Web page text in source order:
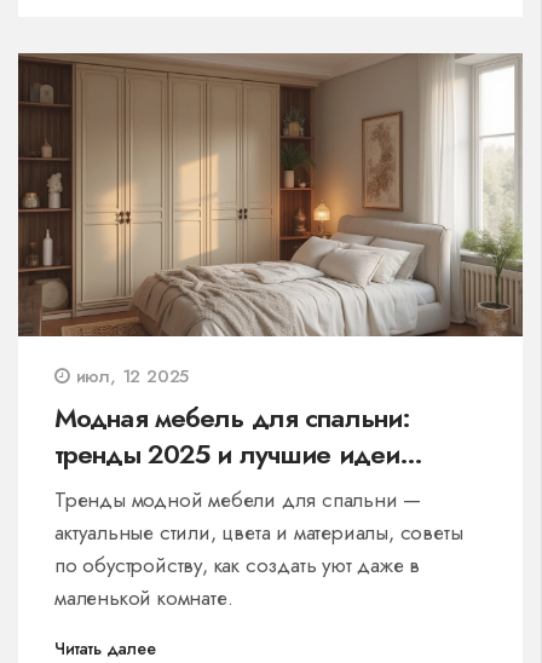
июл, 12 2025
Модная мебель для спальни:
тренды 2025 и лучшие идеи
обустройства
Тренды модной мебели для спальни —
актуальные стили, цвета и материалы, советы
по обустройству, как создать уют даже в
маленькой комнате.
Читать далее